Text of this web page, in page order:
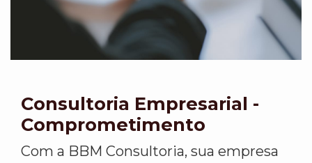
Consultoria Empresarial -
Comprometimento
Com a BBM Consultoria, sua empresa